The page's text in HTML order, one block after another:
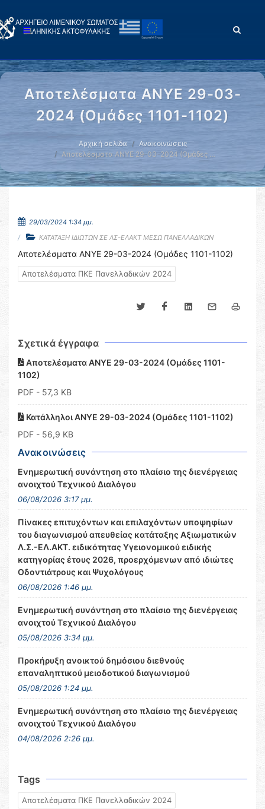
Αποτελέσματα ΑΝΥΕ 29-03-
2024 (Ομάδες 1101-1102)
Αρχική σελίδα
Ανακοινώσεις
Αποτελέσματα ΑΝΥΕ 29-03-2024 (Ομάδες …
29/03/2024 1:34 μμ.
ΚΑΤΑΤΑΞΗ ΙΔΙΩΤΩΝ ΣΕ ΛΣ-ΕΛΑΚΤ ΜΕΣΩ ΠΑΝΕΛΛΑΔΙΚΩΝ
Αποτελέσματα ΑΝΥΕ 29-03-2024 (Ομάδες 1101-1102)
Αποτελέσματα ΠΚΕ Πανελλαδικών 2024
Σχετικά έγγραφα
Αποτελέσματα ΑΝΥΕ 29-03-2024 (Ομάδες 1101-
1102)
PDF - 57,3 KB
Κατάλληλοι ΑΝΥΕ 29-03-2024 (Ομάδες 1101-1102)
PDF - 56,9 KB
Ανακοινώσεις
Ενημερωτική συνάντηση στο πλαίσιο της διενέργειας
ανοιχτού Τεχνικού Διαλόγου
06/08/2026 3:17 μμ.
Πίνακες επιτυχόντων και επιλαχόντων υποψηφίων
του διαγωνισμού απευθείας κατάταξης Αξιωματικών
Λ.Σ.-ΕΛ.ΑΚΤ. ειδικότητας Υγειονομικού ειδικής
κατηγορίας έτους 2026, προερχόμενων από ιδιώτες
Οδοντιάτρους και Ψυχολόγους
06/08/2026 1:46 μμ.
Ενημερωτική συνάντηση στο πλαίσιο της διενέργειας
ανοιχτού Τεχνικού Διαλόγου
05/08/2026 3:34 μμ.
Προκήρυξη ανοικτού δημόσιου διεθνούς
επαναληπτικού μειοδοτικού διαγωνισμού
05/08/2026 1:24 μμ.
Ενημερωτική συνάντηση στο πλαίσιο της διενέργειας
ανοιχτού Τεχνικού Διαλόγου
04/08/2026 2:26 μμ.
Tags
Αποτελέσματα ΠΚΕ Πανελλαδικών 2024